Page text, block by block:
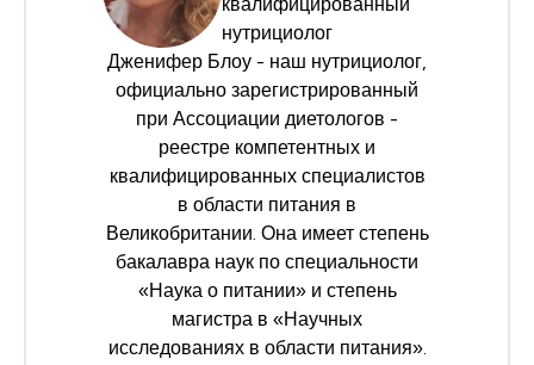
квалифицированный
нутрициолог
Дженифер Блоу - наш нутрициолог,
официально зарегистрированный
при Ассоциации диетологов -
реестре компетентных и
квалифицированных специалистов
в области питания в
Великобритании. Она имеет степень
бакалавра наук по специальности
«Наука о питании» и степень
магистра в «Научных
исследованиях в области питания».